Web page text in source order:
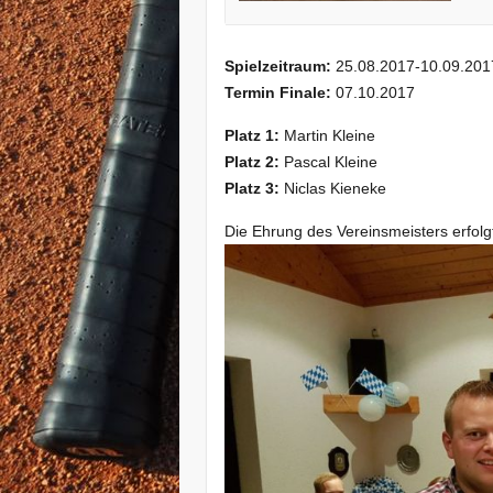
Spielzeitraum:25.08.2017-
Termin Finale:07.10.2017
Platz 1: Martin Kleine
Platz 2: Pascal Kleine
Platz 3: Niclas Kieneke
Die Ehrung des Vereinsmeisters